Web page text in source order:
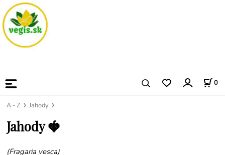
0
A - Z Jahody
Jahody 🍓
(Fragaria vesca)